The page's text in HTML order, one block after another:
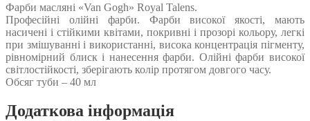
Фарби масляні «Van Gogh» Royal Talens.
Професійні олійні фарби. Фарби високої якості, мають
насичені і стійкими квітами, покривні і прозорі кольору, легкі
при змішуванні і використанні, висока концентрація пігменту,
рівномірний блиск і нанесення фарби. Олійні фарби високої
світлостійкості, зберігають колір протягом довгого часу.
Обсяг туби – 40 мл
Додаткова інформація